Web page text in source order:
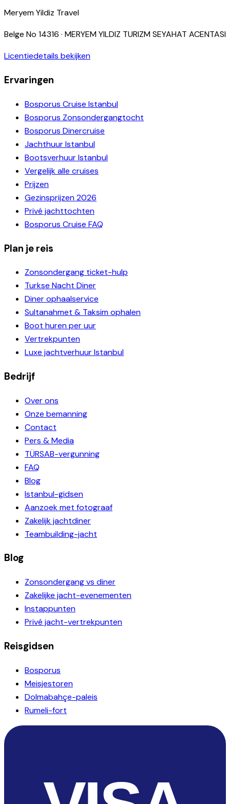
Meryem Yildiz Travel
Belge No 14316 · MERYEM YILDIZ TURIZM SEYAHAT ACENTASI
Licentiedetails bekijken
Ervaringen
Bosporus Cruise Istanbul
Bosporus Zonsondergangtocht
Bosporus Dinercruise
Jachthuur Istanbul
Bootsverhuur Istanbul
Vergelijk alle cruises
Prijzen
Gezinsprijzen 2026
Privé jachttochten
Bosporus Cruise FAQ
Plan je reis
Zonsondergang ticket-hulp
Turkse Nacht Diner
Diner ophaalservice
Sultanahmet & Taksim ophalen
Boot huren per uur
Vertrekpunten
Luxe jachtverhuur Istanbul
Bedrijf
Over ons
Onze bemanning
Contact
Pers & Media
TÜRSAB-vergunning
FAQ
Blog
Istanbul-gidsen
Aanzoek met fotograaf
Zakelijk jachtdiner
Teambuilding-jacht
Blog
Zonsondergang vs diner
Zakelijke jacht-evenementen
Instappunten
Privé jacht-vertrekpunten
Reisgidsen
Bosporus
Meisjestoren
Dolmabahçe-paleis
Rumeli-fort